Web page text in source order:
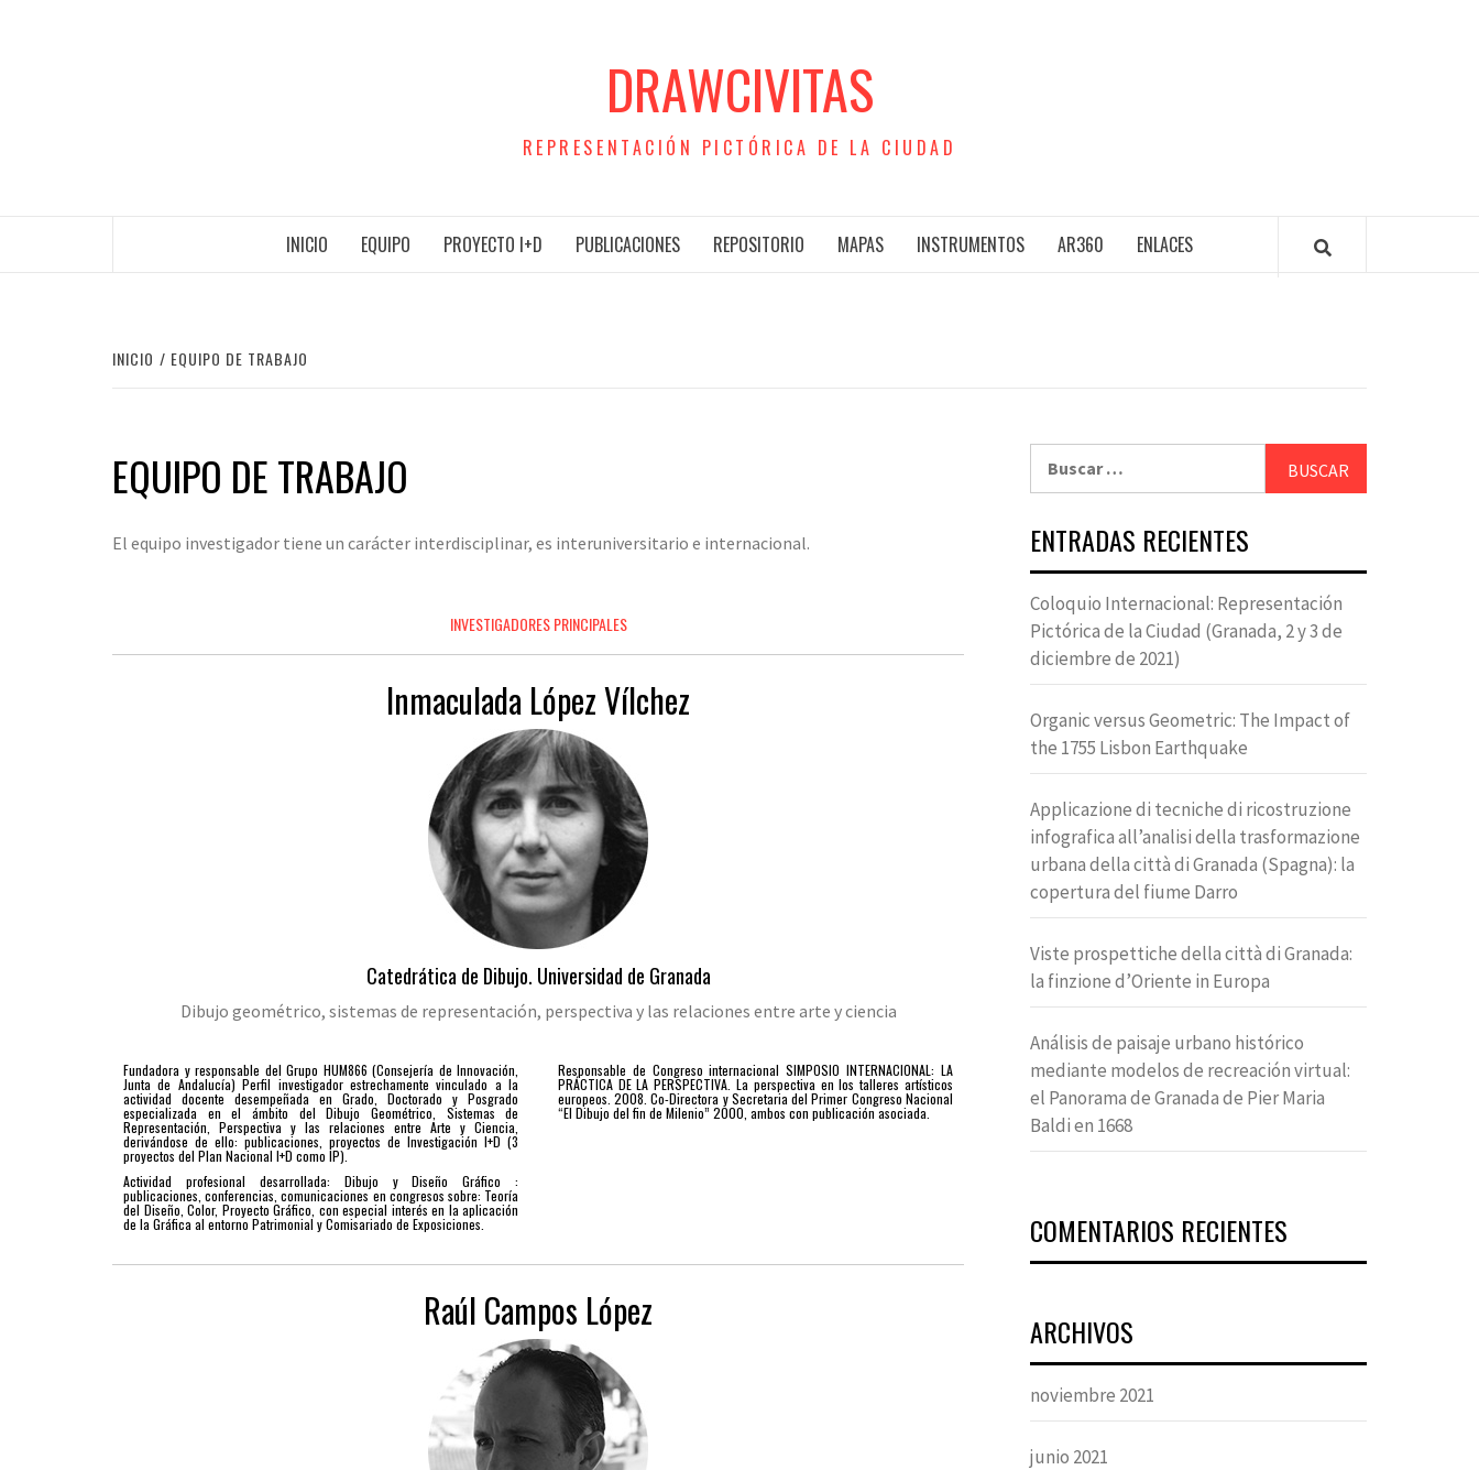
DRAWCIVITAS
REPRESENTACIÓN PICTÓRICA DE LA CIUDAD
INICIO EQUIPO PROYECTO I+D PUBLICACIONES REPOSITORIO MAPAS INSTRUMENTOS AR360 ENLACES
INICIO EQUIPO DE TRABAJO
EQUIPO DE TRABAJO
El equipo investigador tiene un carácter interdisciplinar, es interuniversitario e internacional.
INVESTIGADORES PRINCIPALES
Inmaculada López Vílchez
Catedrática de Dibujo. Universidad de Granada
Dibujo geométrico, sistemas de representación, perspectiva y las relaciones entre arte y ciencia
Fundadora y responsable del Grupo HUM866 (Consejería de Innovación,
Junta de Andalucía) Perfil investigador estrechamente vinculado a la
actividad docente desempeñada en Grado, Doctorado y Posgrado
especializada en el ámbito del Dibujo Geométrico, Sistemas de
Representación, Perspectiva y las relaciones entre Arte y Ciencia,
derivándose de ello: publicaciones, proyectos de Investigación I+D (3
proyectos del Plan Nacional I+D como IP).
Actividad profesional desarrollada: Dibujo y Diseño Gráfico :
publicaciones, conferencias, comunicaciones en congresos sobre: Teoría
del Diseño, Color, Proyecto Gráfico, con especial interés en la aplicación
de la Gráfica al entorno Patrimonial y Comisariado de Exposiciones.
Responsable de Congreso internacional SIMPOSIO INTERNACIONAL: LA
PRÁCTICA DE LA PERSPECTIVA. La perspectiva en los talleres artísticos
europeos. 2008. Co-Directora y Secretaria del Primer Congreso Nacional
“El Dibujo del fin de Milenio” 2000, ambos con publicación asociada.
Raúl Campos López
ENTRADAS RECIENTES
Coloquio Internacional: Representación
Pictórica de la Ciudad (Granada, 2 y 3 de
diciembre de 2021)
Organic versus Geometric: The Impact of
the 1755 Lisbon Earthquake
Applicazione di tecniche di ricostruzione
infografica all’analisi della trasformazione
urbana della città di Granada (Spagna): la
copertura del fiume Darro
Viste prospettiche della città di Granada:
la finzione d’Oriente in Europa
Análisis de paisaje urbano histórico
mediante modelos de recreación virtual:
el Panorama de Granada de Pier Maria
Baldi en 1668
COMENTARIOS RECIENTES
ARCHIVOS
noviembre 2021
junio 2021